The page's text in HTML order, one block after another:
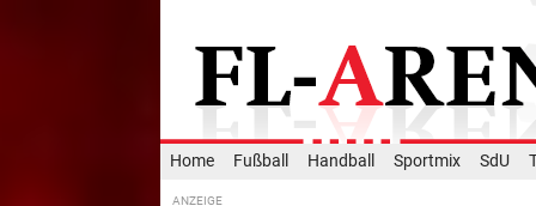
Home Fußball Handball Sportmix SdU